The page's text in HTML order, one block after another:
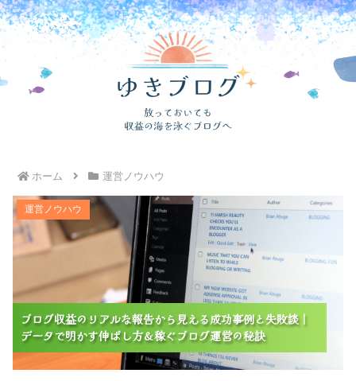
ホーム 運営ノウハウ
ブログ収益のリアルな報告から見える成功事例と失敗談
｜データで明かす伸ばし方＆稼ぐブログ運営の秘訣
ブログ収益のリアルな報告から見える成功事例と失敗談｜
データで明かす伸ばし方＆稼ぐブログ運営の秘訣
ブログ収益のリアルな報告から見える成功事例と失敗談｜
データで明かす伸ばし方＆稼ぐブログ運営の秘訣
ブログ収益のリアルな報告から見える成功事例と失敗談｜
データで明かす伸ばし方＆稼ぐブログ運営の秘訣
運営ノウハウ